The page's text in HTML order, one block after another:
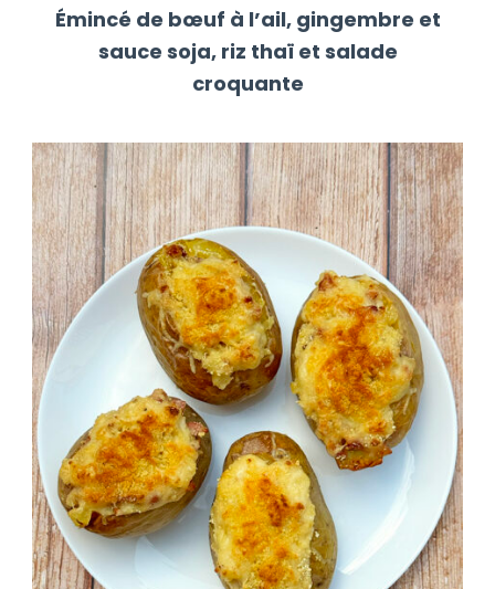
Émincé de bœuf à l’ail, gingembre et
sauce soja, riz thaï et salade
croquante